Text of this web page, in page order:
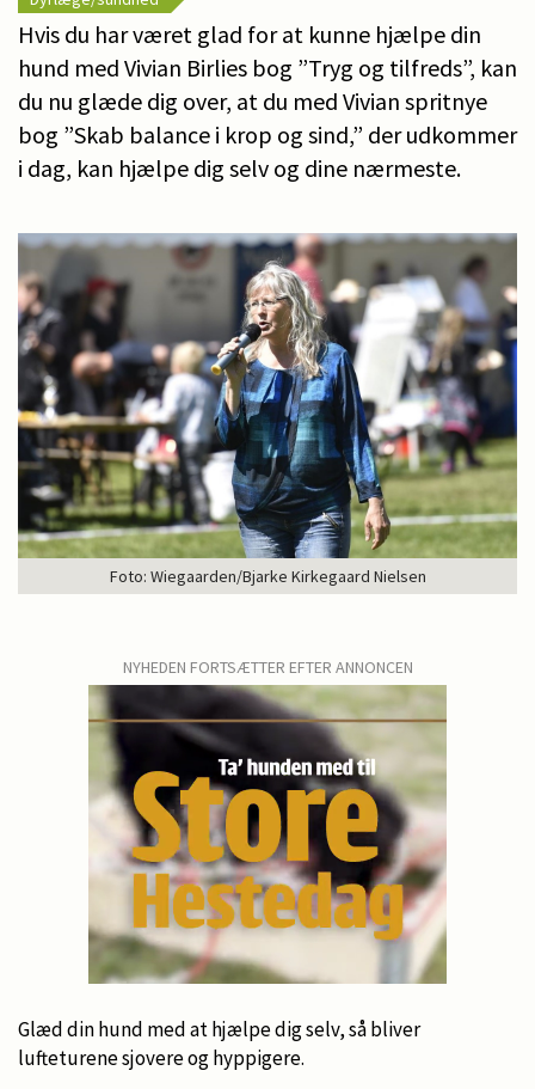
Hvis du har været glad for at kunne hjælpe din
hund med Vivian Birlies bog ”Tryg og tilfreds”, kan
du nu glæde dig over, at du med Vivian spritnye
bog ”Skab balance i krop og sind,” der udkommer
i dag, kan hjælpe dig selv og dine nærmeste.
Foto: Wiegaarden/Bjarke Kirkegaard Nielsen
NYHEDEN FORTSÆTTER EFTER ANNONCEN
Glæd din hund med at hjælpe dig selv, så bliver
lufteturene sjovere og hyppigere.